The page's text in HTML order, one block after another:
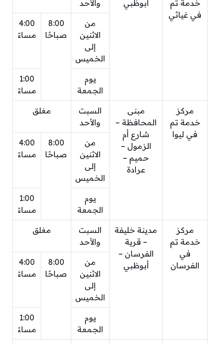
خدمة تم
في غياثي
أبوظبي
والأحد
من
الاثنين
إلى
الخميس
8:00
صباحًا
4:00
مساءً
يوم
الجمعة
1:00
مساءً
مركز
خدمة تم
في ليوا
مبنى
المحافظة –
شارع أم
الزمول –
حميم –
عرادة
السبت
والأحد
مغلق
من
الاثنين
إلى
الخميس
8:00
صباحًا
4:00
مساءً
يوم
الجمعة
1:00
مساءً
مركز
خدمة تم
في
الفرسان
مدينة خليفة
– قرية
الفرسان –
أبوظبي
السبت
والأحد
مغلق
من
الاثنين
إلى
الخميس
8:00
صباحًا
4:00
مساءً
يوم
الجمعة
1:00
مساءً